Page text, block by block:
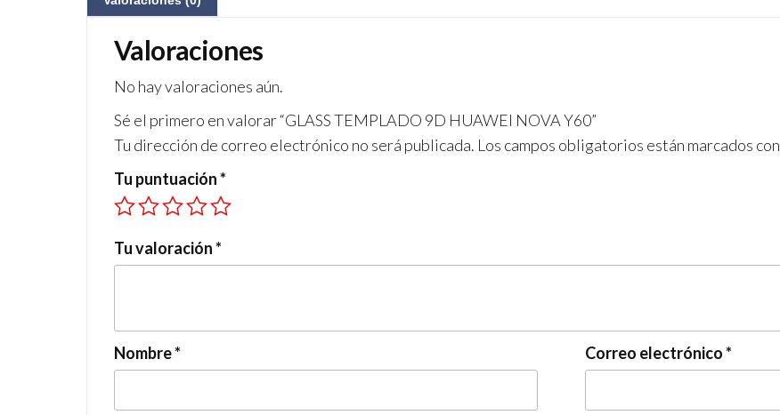
Valoraciones
No hay valoraciones aún.
Sé el primero en valorar “GLASS TEMPLADO 9D HUAWEI NOVA Y60”
Tu dirección de correo electrónico no será publicada. Los campos obligatorios están marcados con
Tu puntuación*
Tu valoración*
Nombre* Correo electrónico*